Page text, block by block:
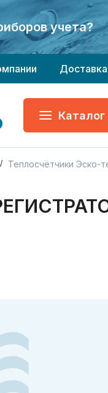
заказывайте
КОНТРОЛЬ - Ваш
учета?
заказывайте
КОНТРОЛЬ - Ваш
учета?
Доставка
Каталог
Теплосчётчики Эско-